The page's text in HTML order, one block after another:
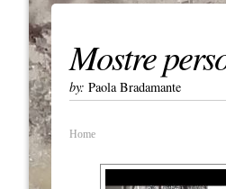
Mostre
by: Paola Bradamante
Home